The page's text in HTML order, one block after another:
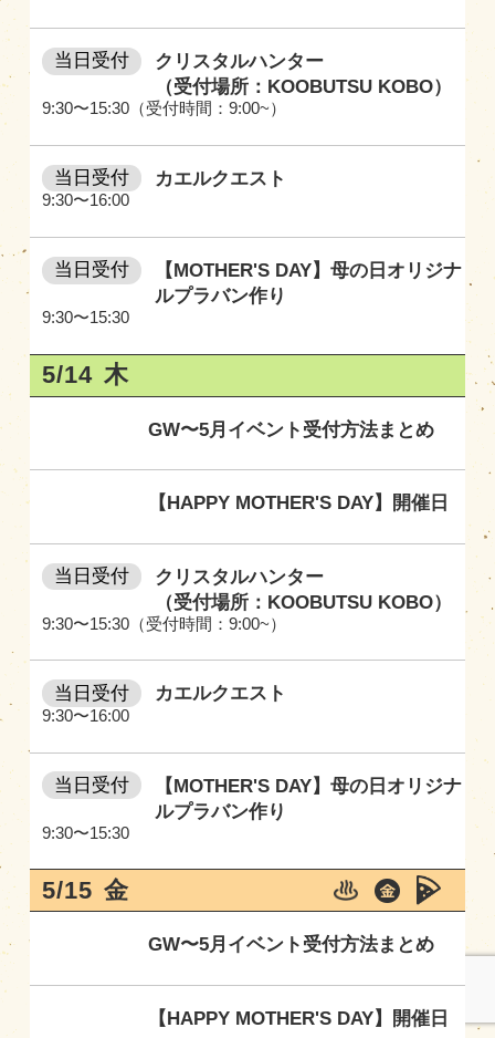
9:30〜15:30（受付時間：9:00~）
当日受付
クリスタルハンター
（受付場所：KOOBUTSU KOBO）
9:30〜16:00
当日受付 カエルクエスト
9:30〜15:30
当日受付
【MOTHER'S DAY】母の日オリジナ
ルプラバン作り
5/14 木
GW〜5月イベント受付方法まとめ
【HAPPY MOTHER'S DAY】開催日
9:30〜15:30（受付時間：9:00~）
当日受付
クリスタルハンター
（受付場所：KOOBUTSU KOBO）
9:30〜16:00
当日受付 カエルクエスト
9:30〜15:30
当日受付
【MOTHER'S DAY】母の日オリジナ
ルプラバン作り
5/15 金
GW〜5月イベント受付方法まとめ
【HAPPY MOTHER'S DAY】開催日